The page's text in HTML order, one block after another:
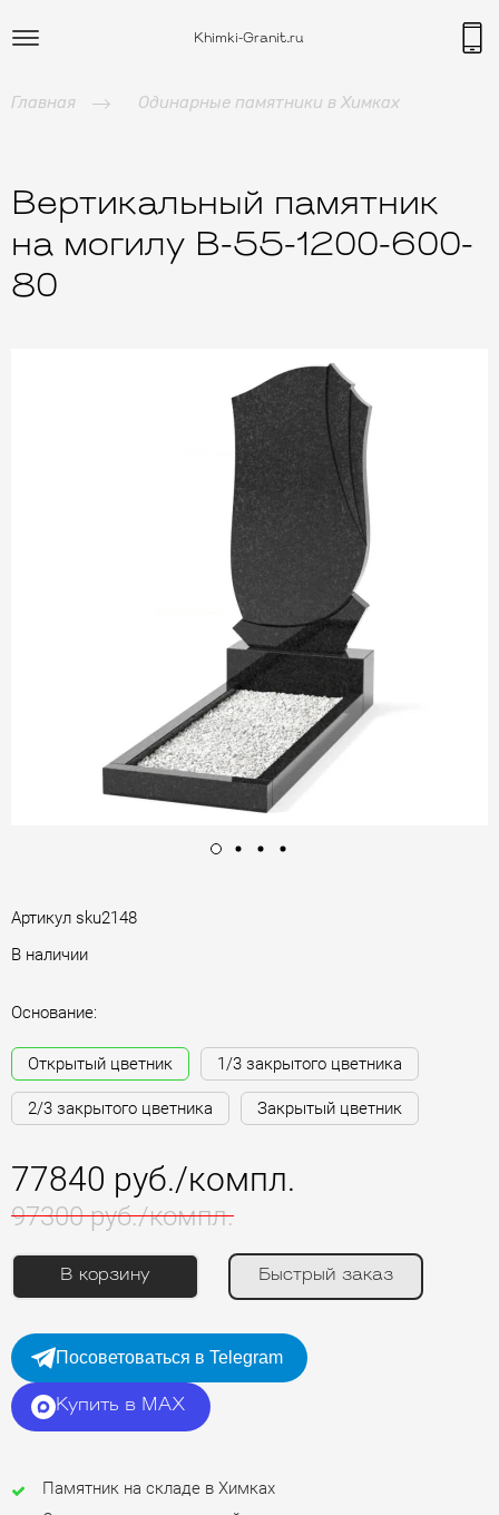
Khimki-Granit.ru
Главная Одинарные памятники в Химках
Вертикальный памятник
на могилу B-55-1200-600-
80
Артикул sku2148
В наличии
Основание:
Открытый цветник 1/3 закрытого цветника
2/3 закрытого цветника Закрытый цветник
77840 руб./компл.
97300 руб./компл.
В корзину Быстрый заказ
Посоветоваться в Telegram
Купить в MAX
Памятник на складе в Химках